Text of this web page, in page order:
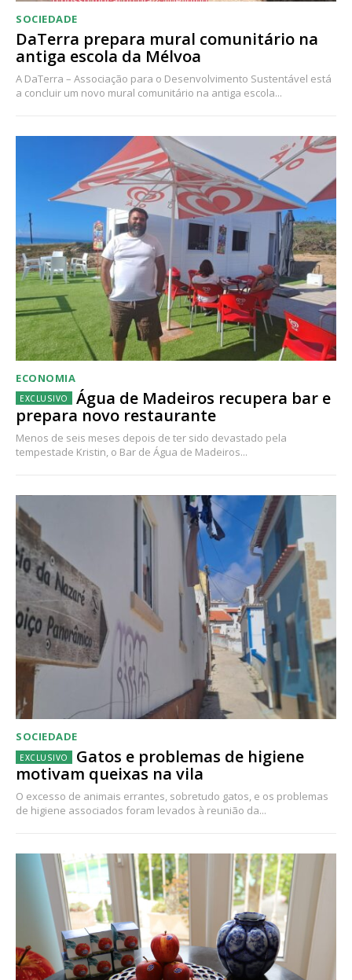
SOCIEDADE
DaTerra prepara mural comunitário na
antiga escola da Mélvoa
A DaTerra – Associação para o Desenvolvimento Sustentável está
a concluir um novo mural comunitário na antiga escola...
ECONOMIA
Água de Madeiros recupera bar e
prepara novo restaurante
Menos de seis meses depois de ter sido devastado pela
tempestade Kristin, o Bar de Água de Madeiros...
SOCIEDADE
Gatos e problemas de higiene
motivam queixas na vila
O excesso de animais errantes, sobretudo gatos, e os problemas
de higiene associados foram levados à reunião da...